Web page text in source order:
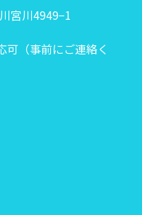
宮川4949−1
可（事前にご連絡く